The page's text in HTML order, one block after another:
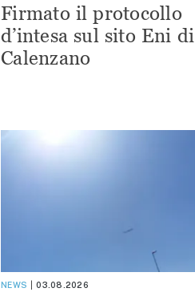
Firmato il protocollo
d’intesa sul sito Eni di
Calenzano
NEWS 03.08.2026